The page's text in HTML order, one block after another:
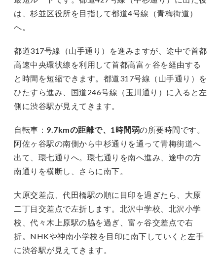
は、杉並区役所を目指して都道4号線（青梅街道）
へ。
都道317号線（山手通り）を進みますが、途中で首都
高速中央環状線を利用して首都高富ヶ谷を経由する
と時間を短縮できます。都道317号線（山手通り）を
ひたすら進み、国道246号線（玉川通り）に入ると左
側に渋谷駅が見えてきます。
自転車： 9.7kmの距離で、1時間弱の所要時間です。
阿佐ヶ谷駅の南側から中杉通りを通って青梅街道へ
出て、環七通りへ。環七通りを南へ進み、途中の方
南通りを横断し、さらに南下。
大原交差点、代田橋駅の順に目印を過ぎたら、大原
二丁目交差点で左折します。北沢中学校、北沢小学
校、代々木上原駅の脇を過ぎ、富ヶ谷交差点で右
折。NHKや神南小学校を目印に南下していくと左手
に渋谷駅が見えてきます。